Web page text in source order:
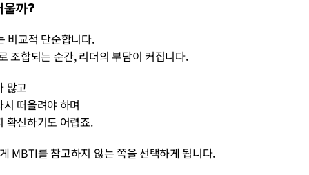
울까?
비교적 단순합니다.
조합되는 순간, 리더의 부담이 커집니다.
많고
시 떠올려야 하며
확신하기도 어렵죠.
MBTI를 참고하지 않는 쪽을 선택하게 됩니다.